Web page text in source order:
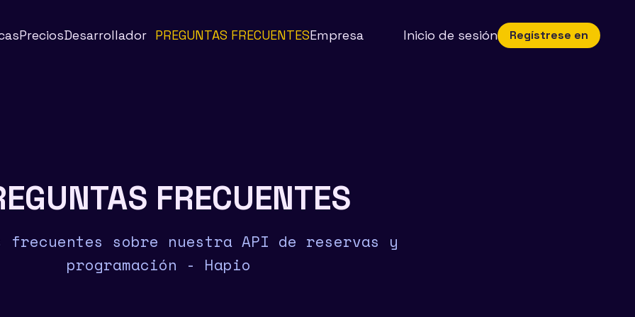
PreciosDesarrollador PREGUNTAS FRECUENTESEmpresa Inicio de sesión Regístrese en
FRECUENTES
frecuentes sobre nuestra API de reservas y
programación - Hapio